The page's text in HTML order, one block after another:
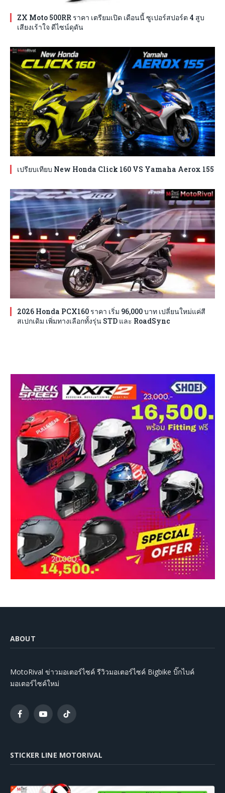
ZX Moto 500RR ราคา เตรียมเปิด เดือนนี้ ซูเปอร์สปอร์ต 4 สูบ
เสียงเร้าใจ ดีไซน์ดุดัน
เปรียบเทียบ New Honda Click 160 VS Yamaha Aerox 155
2026 Honda PCX160 ราคา เริ่ม 96,000 บาท เปลี่ยนใหม่แค่สี
สเปกเดิม เพิ่มทางเลือกทั้งรุ่น STD และ RoadSync
ABOUT
MotoRival ข่าวมอเตอร์ไซค์ รีวิวมอเตอร์ไซค์ Bigbike บิ๊กไบค์
มอเตอร์ไซค์ใหม่
FacebookYouTubeTikTok
STICKER LINE MOTORIVAL